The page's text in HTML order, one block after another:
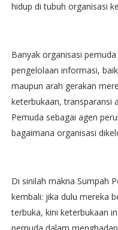
hidup di tubuh organisasi
Banyak organisasi
pengelolaan informasi,
maupun arah gerakan
keterbukaan, transparansi
Pemuda sebagai agen
bagaimana organisasi
Di sinilah makna Sumpah
kembali: jika dulu mereka
terbuka, kini keterbukaan